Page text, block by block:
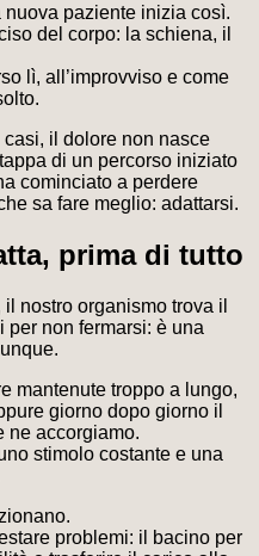
paziente inizia così.
del corpo: la schiena, il
lì, all’improvviso e come
il dolore non nasce
di un percorso iniziato
cominciato a perdere
sa fare meglio: adattarsi.
prima di tutto
nostro organismo trova il
per non fermarsi: è una
mantenute troppo a lungo,
giorno dopo giorno il
ne accorgiamo.
stimolo costante e una
problemi: il bacino per